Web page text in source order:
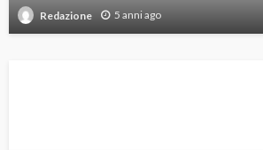
Redazione 5 anni ago